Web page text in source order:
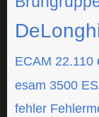
ECAM 22.110
esam 3500
fehler